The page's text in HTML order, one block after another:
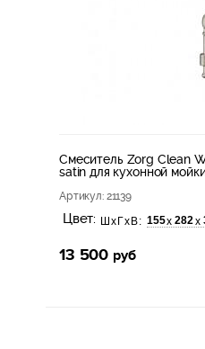
Смеситель Zorg Clean
satin для кухонной
Артикул: 21139
Цвет: ШхГхВ: 155х 282х
13 500 руб